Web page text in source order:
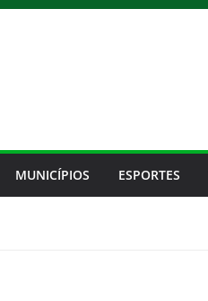
MUNICÍPIOS ESPORTES